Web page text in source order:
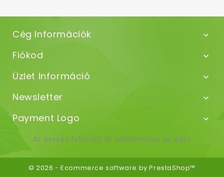
Cég Információk 
Fiókod 
Üzlet Információ 
Newsletter 
Payment Logo

Az összes felsorolt ár tartalmazza az adót
© 2026 - Ecommerce software by PrestaShop™